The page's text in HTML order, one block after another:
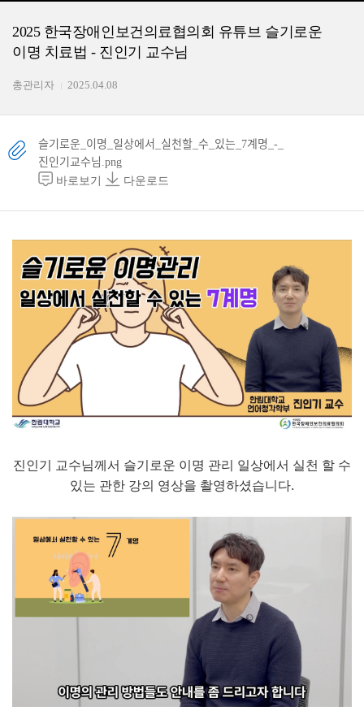
2025 한국장애인보건의료협의회 유튜브 슬기로운
이명 치료법 - 진인기 교수님
총관리자 2025.04.08
슬기로운_이명_일상에서_실천할_수_있는_7계명_-_
진인기교수님.png
바로보기
다운로드
진인기 교수님께서 슬기로운 이명 관리 일상에서 실천 할 수
있는 관한 강의 영상을 촬영하셨습니다.